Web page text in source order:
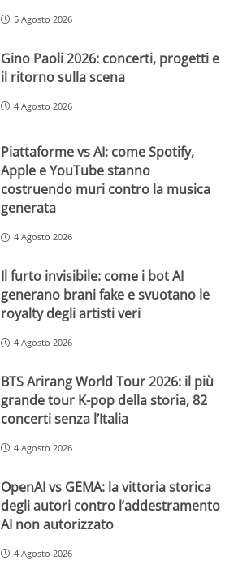
5 Agosto 2026
Gino Paoli 2026: concerti, progetti e
il ritorno sulla scena
4 Agosto 2026
Piattaforme vs AI: come Spotify,
Apple e YouTube stanno
costruendo muri contro la musica
generata
4 Agosto 2026
Il furto invisibile: come i bot AI
generano brani fake e svuotano le
royalty degli artisti veri
4 Agosto 2026
BTS Arirang World Tour 2026: il più
grande tour K-pop della storia, 82
concerti senza l’Italia
4 Agosto 2026
OpenAI vs GEMA: la vittoria storica
degli autori contro l’addestramento
AI non autorizzato
4 Agosto 2026